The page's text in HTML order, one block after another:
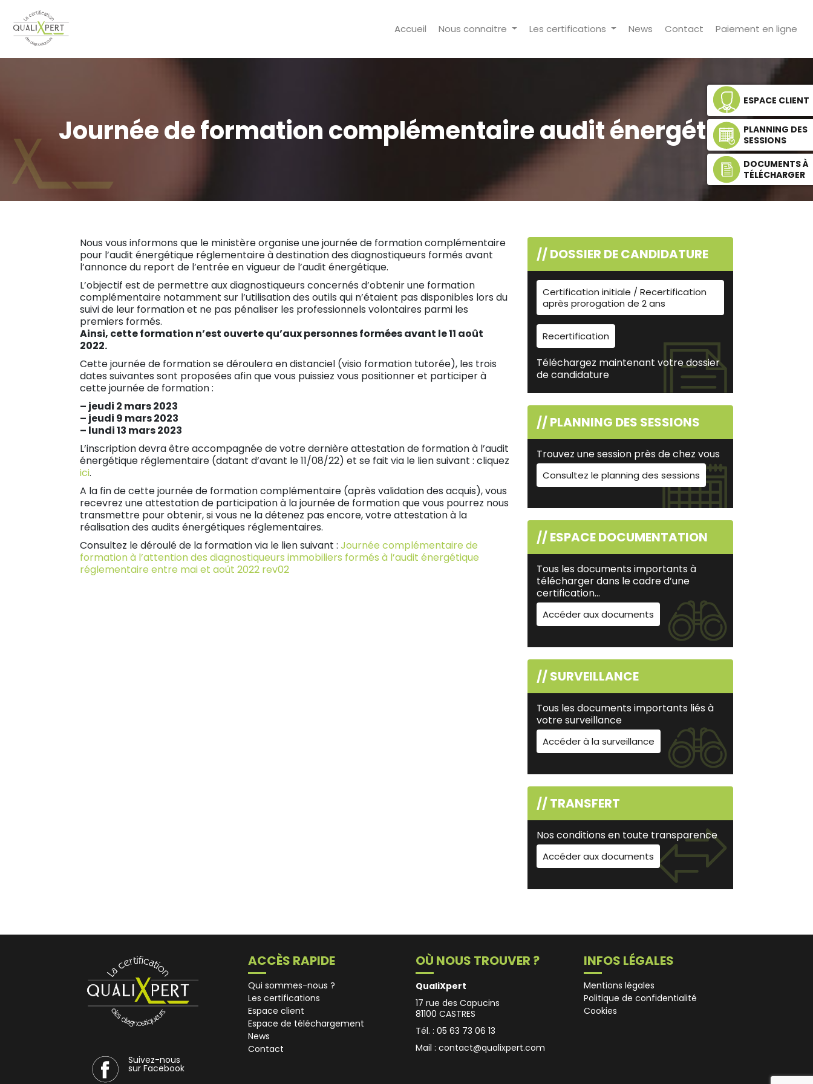
Accueil Nous connaitre Les certifications News Contact Paiement en ligne
ESPACE CLIENT
PLANNING DES
SESSIONS
DOCUMENTS À
TÉLÉCHARGER
Journée de formation complémentaire audit énergétique
Nous vous informons que le ministère organise une journée de formation complémentaire
pour l’audit énergétique réglementaire à destination des diagnostiqueurs formés avant
l’annonce du report de l’entrée en vigueur de l’audit énergétique.
L’objectif est de permettre aux diagnostiqueurs concernés d’obtenir une formation
complémentaire notamment sur l’utilisation des outils qui n’étaient pas disponibles lors du
suivi de leur formation et ne pas pénaliser les professionnels volontaires parmi les
premiers formés.
Ainsi, cette formation n’est ouverte qu’aux personnes formées avant le 11 août
2022.
Cette journée de formation se déroulera en distanciel (visio formation tutorée), les trois
dates suivantes sont proposées afin que vous puissiez vous positionner et participer à
cette journée de formation :
– jeudi 2 mars 2023
– jeudi 9 mars 2023
– lundi 13 mars 2023
L’inscription devra être accompagnée de votre dernière attestation de formation à l’audit
énergétique réglementaire (datant d’avant le 11/08/22) et se fait via le lien suivant : cliquez
ici.
A la fin de cette journée de formation complémentaire (après validation des acquis), vous
recevrez une attestation de participation à la journée de formation que vous pourrez nous
transmettre pour obtenir, si vous ne la détenez pas encore, votre attestation à la
réalisation des audits énergétiques réglementaires.
Consultez le déroulé de la formation via le lien suivant : Journée complémentaire de
formation à l’attention des diagnostiqueurs immobiliers formés à l’audit énergétique
réglementaire entre mai et août 2022 rev02
// DOSSIER DE CANDIDATURE
Certification initiale / Recertification
après prorogation de 2 ans
Recertification
Téléchargez maintenant votre dossier
de candidature
// PLANNING DES SESSIONS
Trouvez une session près de chez vous
Consultez le planning des sessions
// ESPACE DOCUMENTATION
Tous les documents importants à
télécharger dans le cadre d’une
certification…
Accéder aux documents
// SURVEILLANCE
Tous les documents importants liés à
votre surveillance
Accéder à la surveillance
// TRANSFERT
Nos conditions en toute transparence
Accéder aux documents
Suivez-nous
sur Facebook
ACCÈS RAPIDE
Qui sommes-nous ?
Les certifications
Espace client
Espace de téléchargement
News
Contact
OÙ NOUS TROUVER ?
QualiXpert
17 rue des Capucins
81100 CASTRES
Tél. : 05 63 73 06 13
Mail : contact@qualixpert.com
INFOS LÉGALES
Mentions légales
Politique de confidentialité
Cookies